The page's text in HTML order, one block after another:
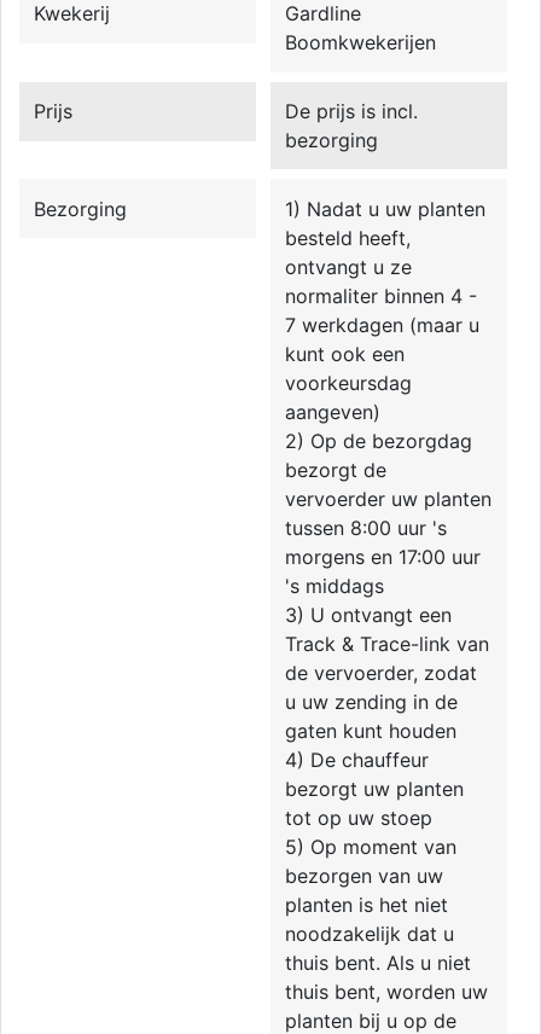
Kwekerij
Gardline
Boomkwekerijen
Prijs
De prijs is incl.
bezorging
Bezorging
1) Nadat u uw planten
besteld heeft,
ontvangt u ze
normaliter binnen 4 -
7 werkdagen (maar u
kunt ook een
voorkeursdag
aangeven)
2) Op de bezorgdag
bezorgt de
vervoerder uw planten
tussen 8:00 uur 's
morgens en 17:00 uur
's middags
3) U ontvangt een
Track & Trace-link van
de vervoerder, zodat
u uw zending in de
gaten kunt houden
4) De chauffeur
bezorgt uw planten
tot op uw stoep
5) Op moment van
bezorgen van uw
planten is het niet
noodzakelijk dat u
thuis bent. Als u niet
thuis bent, worden uw
planten bij u op de